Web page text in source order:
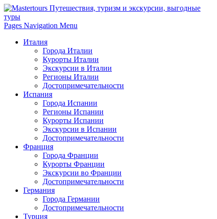
Pages Navigation Menu
Италия
Города Италии
Курорты Италии
Экскурсии в Италии
Регионы Италии
Достопримечательности
Испания
Города Испании
Регионы Испании
Курорты Испании
Экскурсии в Испании
Достопримечательности
Франция
Города Франции
Курорты Франции
Экскурсии во Франции
Достопримечательности
Германия
Города Германии
Достопримечательности
Турция